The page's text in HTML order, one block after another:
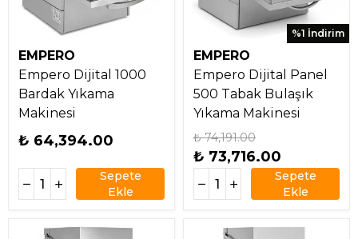
EMPERO
Empero Dijital 1000
Bardak Yıkama
Makinesi
₺ 64,394.00
Sepete
Ekle
%1 İndirim
EMPERO
Empero Dijital Panel
500 Tabak Bulaşık
Yıkama Makinesi
₺ 74,191.00
₺ 73,716.00
Sepete
Ekle